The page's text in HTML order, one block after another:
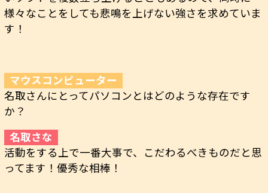
様々なことをしても悲鳴を上げない強さを求めていま
す！
名取さんにとってパソコンとはどのような存在です
か？
活動をする上で一番大事で、こだわるべきものだと思
ってます！優秀な相棒！